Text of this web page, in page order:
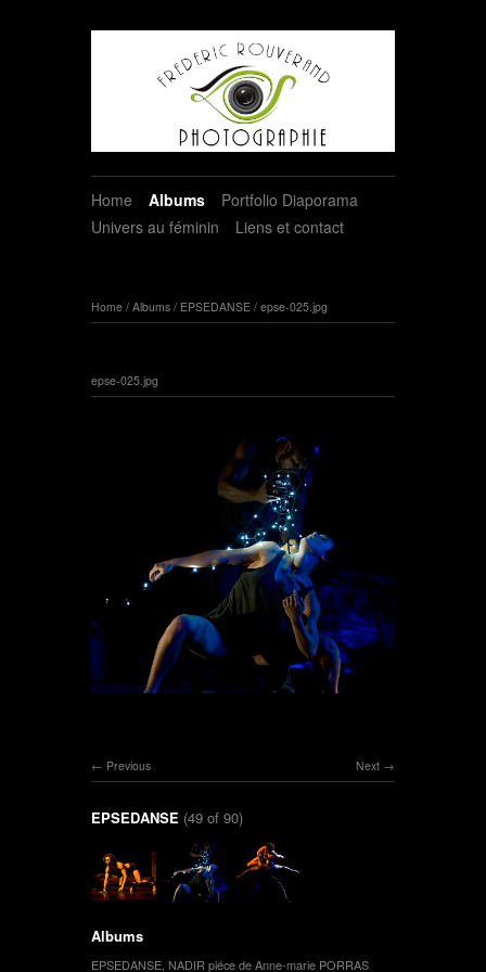
Home Albums
Portfolio Diaporama
Univers au féminin
Liens et contact
Home / Albums / EPSEDANSE / epse-025.jpg
epse-025.jpg
Next
Previous
EPSEDANSE (49 of 90)
Albums
EPSEDANSE, NADIR piéce de Anne-marie PORRAS